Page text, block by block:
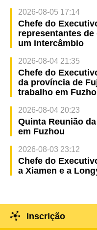
2026-08-05 17:14
Chefe do
representantes
um intercâmbio
2026-08-04 21:35
Chefe do
da província de
trabalho em
2026-08-04 20:23
Quinta Reunião
em Fuzhou
2026-08-03 23:12
Chefe do
a Xiamen e a
Inscrição